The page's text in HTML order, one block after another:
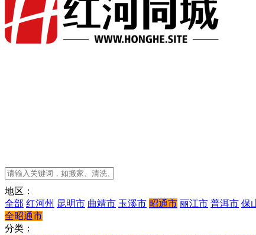
地区：
全部 红河州 昆明市 曲靖市 玉溪市 昭通市 丽江市 普洱市 保
全昭通市
分类：